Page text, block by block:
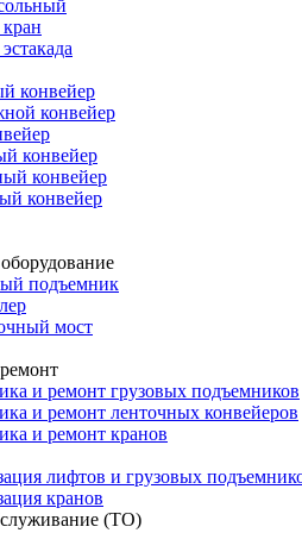
конвейер
конвейер
конвейер
конвейер
конвейер
подъемник
мост
и ремонт грузовых подъемников
и ремонт ленточных конвейеров
и ремонт кранов
лифтов и грузовых
кранов
(ТО)